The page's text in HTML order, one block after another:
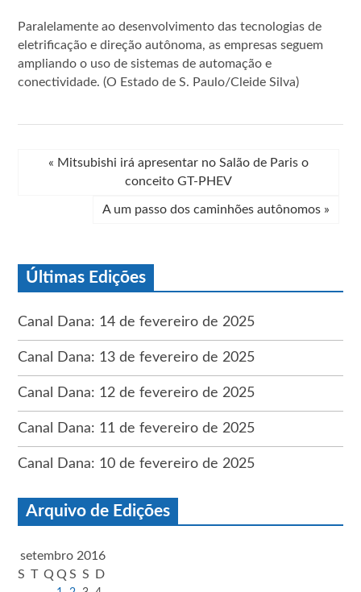
Paralelamente ao desenvolvimento das tecnologias de
eletrificação e direção autônoma, as empresas seguem
ampliando o uso de sistemas de automação e
conectividade. (O Estado de S. Paulo/Cleide Silva)
« Mitsubishi irá apresentar no Salão de Paris o
conceito GT-PHEV
A um passo dos caminhões autônomos »
Últimas Edições
Canal Dana: 14 de fevereiro de 2025
Canal Dana: 13 de fevereiro de 2025
Canal Dana: 12 de fevereiro de 2025
Canal Dana: 11 de fevereiro de 2025
Canal Dana: 10 de fevereiro de 2025
Arquivo de Edições
setembro 2016
S T Q Q S S D